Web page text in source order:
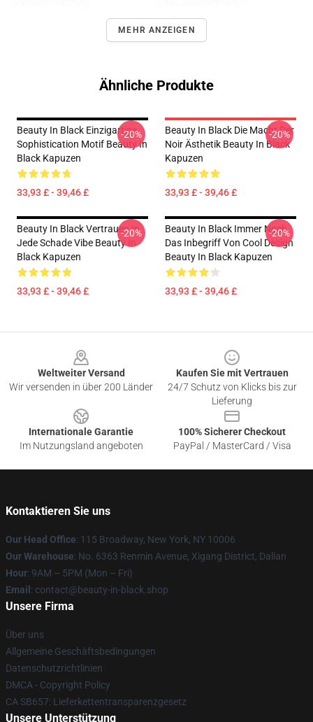
MEHR ANZEIGEN
Ähnliche Produkte
Beauty In Black Einzigartige
Sophistication Motif Beauty In
Black Kapuzen
33,93 £ - 39,46 £
-20%
Beauty In Black Die Macht Der
Noir Ästhetik Beauty In Black
Kapuzen
33,93 £ - 39,46 £
-20%
Beauty In Black Vertrauen In
Jede Schade Vibe Beauty In
Black Kapuzen
33,93 £ - 39,46 £
-20%
Beauty In Black Immer Noch
Das Inbegriff Von Cool Design
Beauty In Black Kapuzen
33,93 £ - 39,46 £
-20%
Weltweiter Versand
Wir versenden in über 200 Länder
Kaufen Sie mit Vertrauen
24/7 Schutz von Klicks bis zur
Lieferung
Internationale Garantie
Im Nutzungsland angeboten
100% Sicherer Checkout
PayPal / MasterCard / Visa
Kontaktieren Sie uns
Our Head Office: 115 Broadway, New York, NY 10006
Our Warehouse: No. 6363 Renmin Avenue, Xigang District, Dalian
Hour: 9AM – 5PM (Mon – Fri)
Email : contact@beauty-in-black.shop
Unsere Firma
Über uns
Allgemeine Geschäftsbedingungen
Datenschutzrichtlinien
DMCA - Copyright Policy
CA SB657: Lieferkettentransparenzgesetz
Unsere Unterstützung